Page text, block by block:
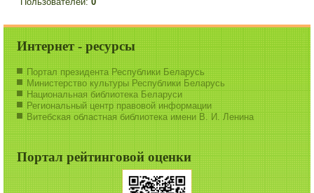
Интернет - ресурсы
Портал президента Республики Беларусь
Министерство культуры Республики Беларусь
Национальная библиотека Беларуси
Региональный центр правовой информации
Витебская областная библиотека имени В. И. Ленина
Портал рейтинговой оценки